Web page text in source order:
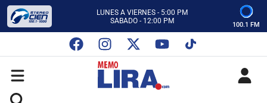
LUNES A VIERNES - 5:00 PM
SABADO - 12:00 PM
CON MEMO LIRA Y SU EQUIPO
LUNES A VIERNES - 5:00 PM
SABADO - 12:00 PM
100.1 FM